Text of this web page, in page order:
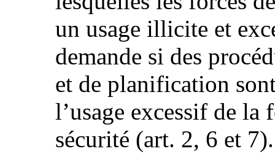
un usage illicite et
demande si des
et de planification
l’usage excessif de la
sécurité (art. 2, 6 et 7).